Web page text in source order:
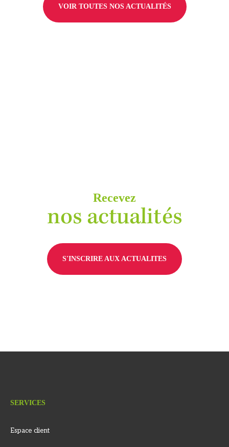
VOIR TOUTES NOS ACTUALITÉS
Recevez
nos actualités
S'INSCRIRE AUX ACTUALITES
SERVICES
Espace client